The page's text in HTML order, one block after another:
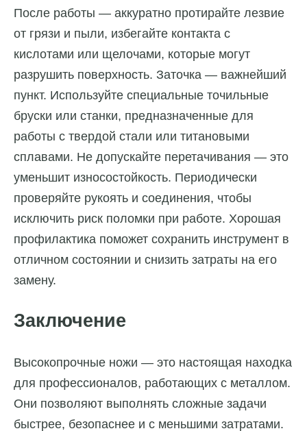
После работы — аккуратно протирайте лезвие
от грязи и пыли, избегайте контакта с
кислотами или щелочами, которые могут
разрушить поверхность. Заточка — важнейший
пункт. Используйте специальные точильные
бруски или станки, предназначенные для
работы с твердой стали или титановыми
сплавами. Не допускайте перетачивания — это
уменьшит износостойкость. Периодически
проверяйте рукоять и соединения, чтобы
исключить риск поломки при работе. Хорошая
профилактика поможет сохранить инструмент в
отличном состоянии и снизить затраты на его
замену.
Заключение
Высокопрочные ножи — это настоящая находка
для профессионалов, работающих с металлом.
Они позволяют выполнять сложные задачи
быстрее, безопаснее и с меньшими затратами.